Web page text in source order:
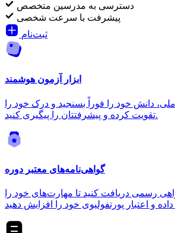
دسترسی به مدرسین متخصص
پیشرفت با سرعت شخصی
ثبت‌نام
ابزار آزمون هوشمند
دانش خود را فوراً بسنجید و درک خود را
تقویت کرده و پیشرفتتان را پیگیری کنید.
گواهی‌نامه‌های معتبر دوره
رسمی دریافت کنید تا مهارت‌های خود را